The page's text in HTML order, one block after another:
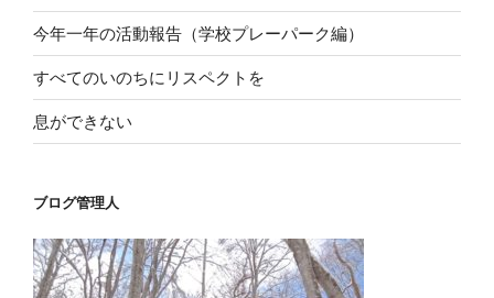
今年一年の活動報告（学校プレーパーク編）
すべてのいのちにリスペクトを
息ができない
ブログ管理人